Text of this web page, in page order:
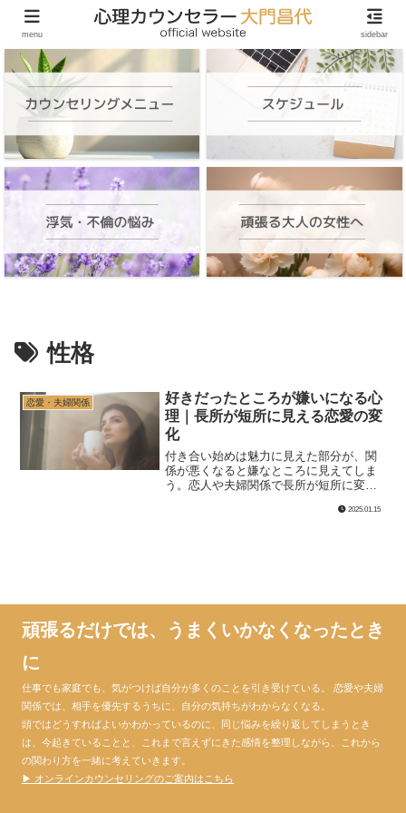
頑張る大人の女性のためのオンラインカウンセリング
性格
恋愛・夫婦関係
好きだったところが嫌いになる心
理｜長所が短所に見える恋愛の変
化
付き合い始めは魅力に見えた部分が、関
係が悪くなると嫌なところに見えてしま
う。恋人や夫婦関係で長所が短所に変わ
2025.01.15
頑張るだけでは、うまくいかなくなったとき
に
仕事でも家庭でも、気がつけば自分が多くのことを引き受けている。 恋愛や夫婦
関係では、相手を優先するうちに、自分の気持ちがわからなくなる。
頭ではどうすればよいかわかっているのに、同じ悩みを繰り返してしまうとき
は、今起きていることと、これまで言えずにきた感情を整理しながら、これから
の関わり方を一緒に考えていきます。
▶ オンラインカウンセリングのご案内はこちら
menu sidebar